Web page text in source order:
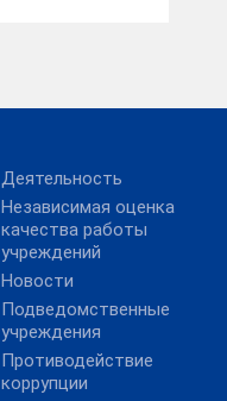
Деятельность
Независимая оценка
качества работы
учреждений
Новости
Подведомственные
учреждения
Противодействие
коррупции